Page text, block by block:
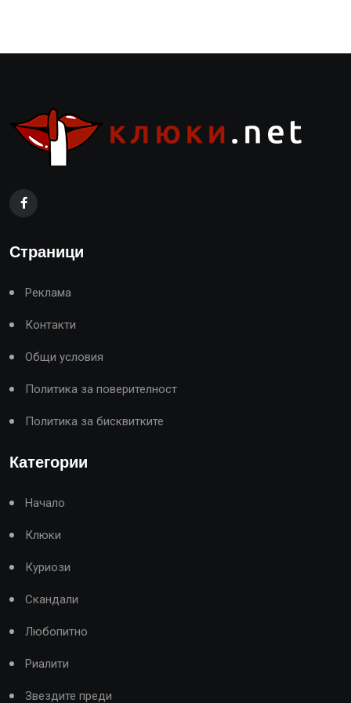
Страници
Реклама
Контакти
Общи условия
Политика за поверителност
Политика за бисквитките
Категории
Начало
Клюки
Куриози
Скандали
Любопитно
Риалити
Звездите преди